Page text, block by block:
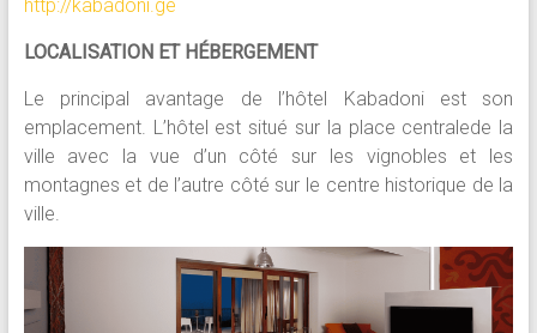
http://kabadoni.ge
LOCALISATION ET HÉBERGEMENT
Le principal avantage de l’hôtel Kabadoni est son
emplacement. L’hôtel est situé sur la place centralede la
ville avec la vue d’un côté sur les vignobles et les
montagnes et de l’autre côté sur le centre historique de la
ville.